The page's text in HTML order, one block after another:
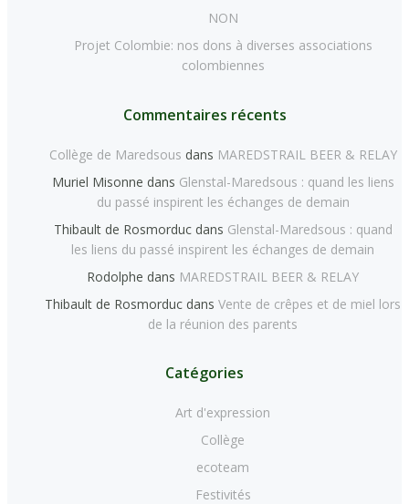
NON
Projet Colombie: nos dons à diverses associations
colombiennes
Commentaires récents
Collège de Maredsous dans MAREDSTRAIL BEER & RELAY
Muriel Misonne dans Glenstal-Maredsous : quand les liens
du passé inspirent les échanges de demain
Thibault de Rosmorducdans Glenstal-Maredsous : quand
les liens du passé inspirent les échanges de demain
Rodolphe dans MAREDSTRAIL BEER & RELAY
Thibault de Rosmorduc dans Vente de crêpes et de miel lors
de la réunion des parents
Catégories
Art d'expression
Collège
ecoteam
Festivités